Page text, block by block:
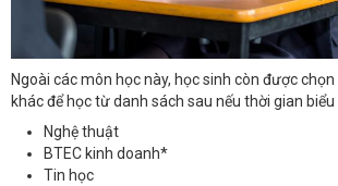
Ngoài các môn học này, học sinh còn được
khác để học từ danh sách sau nếu thời gian biểu
Nghệ thuật
BTEC kinh doanh*
Tin học